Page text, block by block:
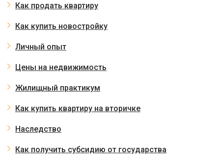
Как продать квартиру
Как купить новостройку
Личный опыт
Цены на недвижимость
Жилищный практикум
Как купить квартиру на вторичке
Наследство
Как получить субсидию от государства